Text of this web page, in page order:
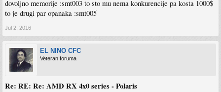
dovoljno memorije :smt003 to sto mu nema konkurencije pa kosta 1000$
to je drugi par opanaka :smt005
Jul 2, 2016
EL NINO CFC
Veteran foruma
Re: RE: Re: AMD RX 4x0 series - Polaris